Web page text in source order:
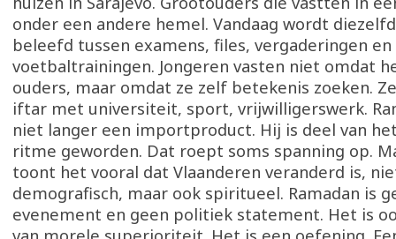
onder een andere hemel. Vandaag wordt
beleefd tussen examens, files, vergaderingen en
voetbaltrainingen. Jongeren vasten niet omdat
ouders, maar omdat ze zelf betekenis zoeken.
iftar met universiteit, sport, vrijwilligerswerk.
niet langer een importproduct. Hij is deel van
ritme geworden. Dat roept soms spanning op.
toont het vooral dat Vlaanderen veranderd is,
demografisch, maar ook spiritueel. Ramadan is
evenement en geen politiek statement. Het is